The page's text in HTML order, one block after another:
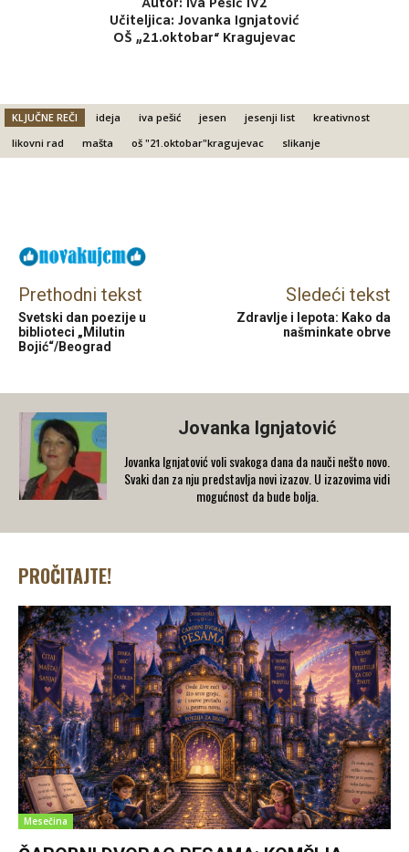
Autor: Iva Pešić IV2
Učiteljica: Jovanka Ignjatović
OŠ „21.oktobar“ Kragujevac
KLJUČNE REČI ideja iva pešić jesen jesenji list
kreativnost
likovni rad
mašta oš "21.oktobar"kragujevac slikanje
Prethodni tekst
Svetski dan poezije u
biblioteci „Milutin
Bojić“/Beograd
Sledeći tekst
Zdravlje i lepota: Kako da
našminkate obrve
Jovanka Ignjatović
Jovanka Ignjatović voli svakoga dana da nauči nešto novo.
Svaki dan za nju predstavlja novi izazov. U izazovima vidi
mogućnost da bude bolja.
PROČITAJTE!
Mesečina